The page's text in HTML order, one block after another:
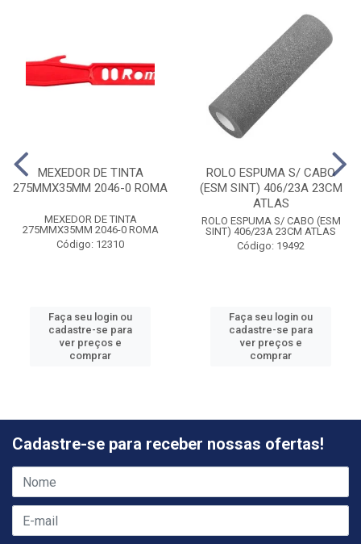
MEXEDOR DE TINTA
275MMX35MM 2046-0 ROMA
MEXEDOR DE TINTA
275MMX35MM 2046-0 ROMA
Código: 12310
Faça seu login ou
cadastre-se para
ver preços e
comprar
ROLO ESPUMA S/ CABO
(ESM SINT) 406/23A 23CM
ATLAS
ROLO ESPUMA S/ CABO (ESM
SINT) 406/23A 23CM ATLAS
Código: 19492
Faça seu login ou
cadastre-se para
ver preços e
comprar
Cadastre-se para receber nossas ofertas!